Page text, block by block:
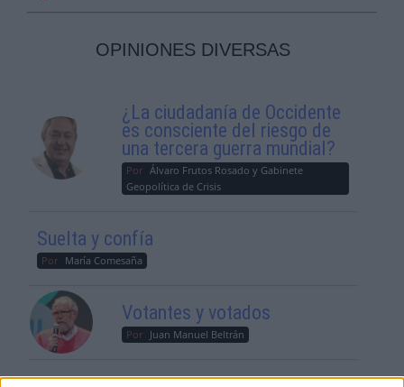
OPINIONES DIVERSAS
¿La ciudadanía de Occidente
es consciente del riesgo de
una tercera guerra mundial?
Por Álvaro Frutos Rosado y Gabinete
Geopolítica de Crisis
Suelta y confía
Por María Comesaña
Votantes y votados
Por Juan Manuel Beltrán